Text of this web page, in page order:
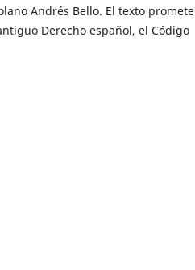
Andrés Bello. El texto promete
Derecho español, el Código